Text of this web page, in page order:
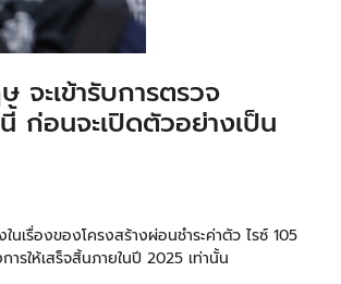
ะเข้ารับการตรวจ
ก่อนจะเปิดตัวอย่างเป็น
เรื่องของโครงสร้างผ่อนชำระค่าตัว ไรซ์ 105
ให้เสร็จสิ้นภายในปี 2025 เท่านั้น